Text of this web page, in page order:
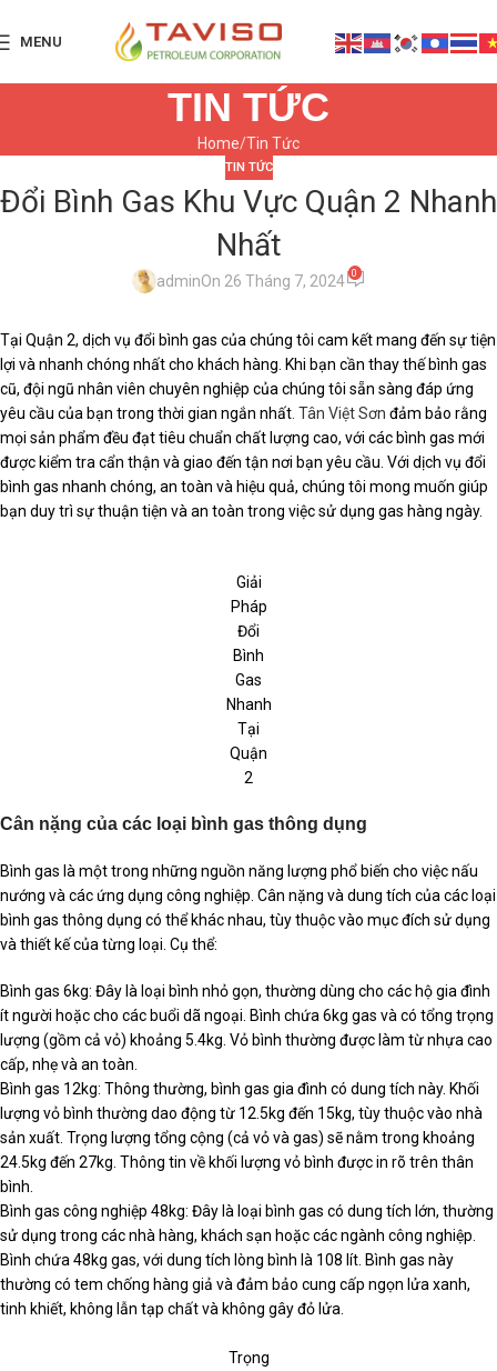
MENU
TIN TỨC
Home Tin Tức
TIN TỨC
Đổi Bình Gas Khu Vực Quận 2 Nhanh
Nhất
adminOn 26 Tháng 7, 2024 0
Tại Quận 2, dịch vụ đổi bình gas của chúng tôi cam kết mang đến sự tiện
lợi và nhanh chóng nhất cho khách hàng. Khi bạn cần thay thế bình gas
cũ, đội ngũ nhân viên chuyên nghiệp của chúng tôi sẵn sàng đáp ứng
yêu cầu của bạn trong thời gian ngắn nhất . Tân Việt Sơn đảm bảo rằng
mọi sản phẩm đều đạt tiêu chuẩn chất lượng cao, với các bình gas mới
được kiểm tra cẩn thận và giao đến tận nơi bạn yêu cầu. Với dịch vụ đổi
bình gas nhanh chóng, an toàn và hiệu quả, chúng tôi mong muốn giúp
bạn duy trì sự thuận tiện và an toàn trong việc sử dụng gas hàng ngày.
Giải
Pháp
Đổi
Bình
Gas
Nhanh
Tại
Quận
2
Cân nặng của các loại bình gas thông dụng
Bình gas là một trong những nguồn năng lượng phổ biến cho việc nấu
nướng và các ứng dụng công nghiệp. Cân nặng và dung tích của các loại
bình gas thông dụng có thể khác nhau, tùy thuộc vào mục đích sử dụng
và thiết kế của từng loại. Cụ thể:
Bình gas 6kg: Đây là loại bình nhỏ gọn, thường dùng cho các hộ gia đình
ít người hoặc cho các buổi dã ngoại. Bình chứa 6kg gas và có tổng trọng
lượng (gồm cả vỏ) khoảng 5.4kg. Vỏ bình thường được làm từ nhựa cao
cấp, nhẹ và an toàn.
Bình gas 12kg: Thông thường, bình gas gia đình có dung tích này. Khối
lượng vỏ bình thường dao động từ 12.5kg đến 15kg, tùy thuộc vào nhà
sản xuất. Trọng lượng tổng cộng (cả vỏ và gas) sẽ nằm trong khoảng
24.5kg đến 27kg. Thông tin về khối lượng vỏ bình được in rõ trên thân
bình.
Bình gas công nghiệp 48kg: Đây là loại bình gas có dung tích lớn, thường
sử dụng trong các nhà hàng, khách sạn hoặc các ngành công nghiệp.
Bình chứa 48kg gas, với dung tích lòng bình là 108 lít. Bình gas này
thường có tem chống hàng giả và đảm bảo cung cấp ngọn lửa xanh,
tinh khiết, không lẫn tạp chất và không gây đỏ lửa.
Trọng